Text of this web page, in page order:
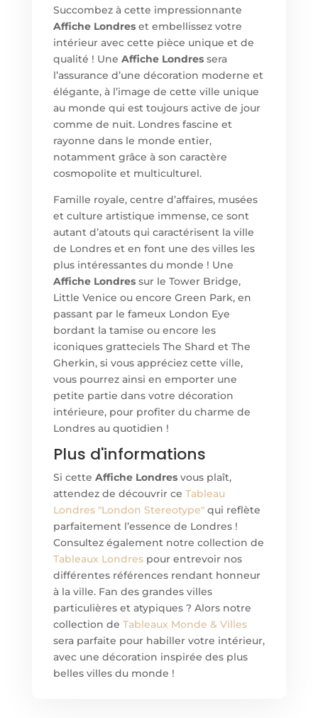
Succombez à cette impressionnante
Affiche Londreset embellissez votre
intérieur avec cette pièce unique et de
qualité ! Une Affiche Londressera
l’assurance d’une décoration moderne et
élégante, à l’image de cette ville unique
au monde qui est toujours active de jour
comme de nuit. Londres fascine et
rayonne dans le monde entier,
notamment grâce à son caractère
cosmopolite et multiculturel.
Famille royale, centre d’affaires, musées
et culture artistique immense, ce sont
autant d’atouts qui caractérisent la ville
de Londres et en font une des villes les
plus intéressantes du monde ! Une
Affiche Londressur le Tower Bridge,
Little Venice ou encore Green Park, en
passant par le fameux London Eye
bordant la tamise ou encore les
iconiques gratteciels The Shard et The
Gherkin, si vous appréciez cette ville,
vous pourrez ainsi en emporter une
petite partie dans votre décoration
intérieure, pour profiter du charme de
Londres au quotidien !
Plus d'informations
Si cette Affiche Londresvous plaît,
attendez de découvrir ce Tableau
Londres "London Stereotype"qui reflète
parfaitement l’essence de Londres !
Consultez également notre collection de
Tableaux Londrespour entrevoir nos
différentes références rendant honneur
à la ville. Fan des grandes villes
particulières et atypiques ? Alors notre
collection de Tableaux Monde & Villes
sera parfaite pour habiller votre intérieur,
avec une décoration inspirée des plus
belles villes du monde !